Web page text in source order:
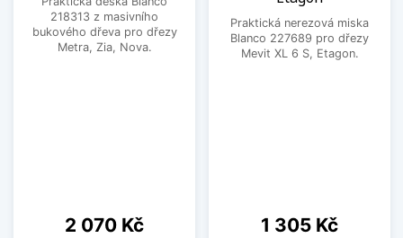
218313 z masivního
bukového dřeva pro dřezy
Metra, Zia, Nova.
Cena
2 070 Kč
Praktická nerezová miska
Blanco 227689 pro dřezy
Mevit XL 6 S, Etagon.
Cena
1 305 Kč